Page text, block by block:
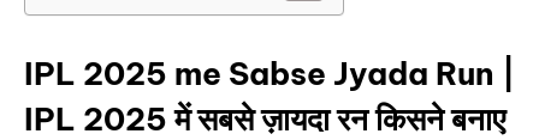
IPL 2025 me Sabse Jyada Run |
IPL 2025 में सबसे ज़ायदा रन किसने बनाए